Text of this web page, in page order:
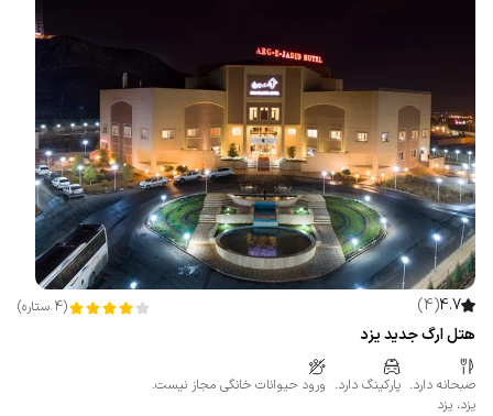
4.7
(
4
)
(
4 ستاره)
هتل ارگ جدید یزد
صبحانه دارد. پارکینگ دارد. ورود حیوانات خانگی مجاز نیست.
یزد، یزد